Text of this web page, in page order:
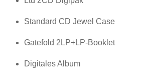
Standard CD Jewel Case
Gatefold 2LP+LP-Booklet
Digitales Album